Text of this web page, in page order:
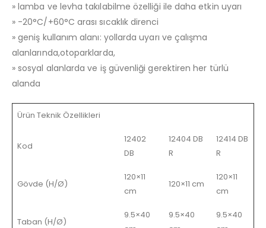
» lamba ve levha takılabilme özelliği ile daha etkin uyarı
» -20°C/+60°C arası sıcaklık direnci
» geniş kullanım alanı: yollarda uyarı ve çalışma
alanlarında,otoparklarda,
» sosyal alanlarda ve iş güvenliği gerektiren her türlü
alanda
Ürün Teknik Özellikleri
Kod
12402
DB
12404 DB
R
12414 DB
R
Gövde (H/Ø)
120×11
cm
120×11 cm
120×11
cm
Taban (H/Ø)
9.5×40
9.5×40
9.5×40